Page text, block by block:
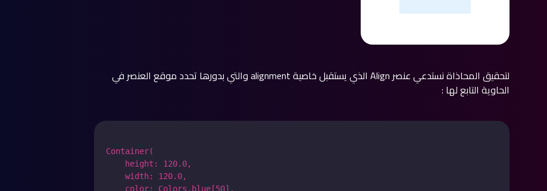
لتحقيق المحاذاة نستدعي عنصر Align الذي يستقبل خاصية alignment والتي بدورها تحدد موقع العنصر في
الحاوية التابع لها :
Container(
    height: 120.0,
    width: 120.0,
    color: Colors.blue[50],